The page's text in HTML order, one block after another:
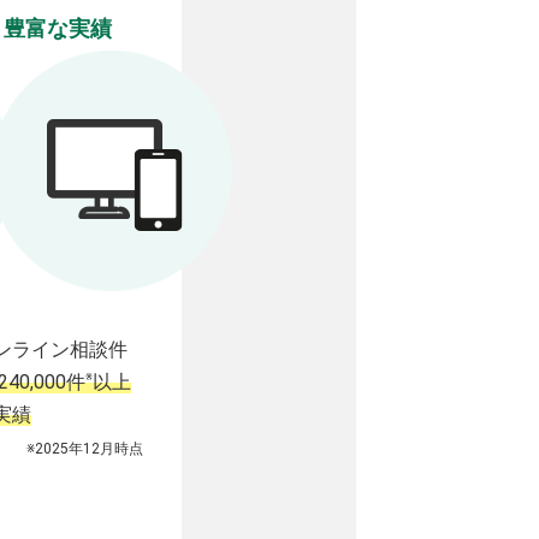
豊富な実績
ライン相談件
件※以上
績
※2025年12月時点